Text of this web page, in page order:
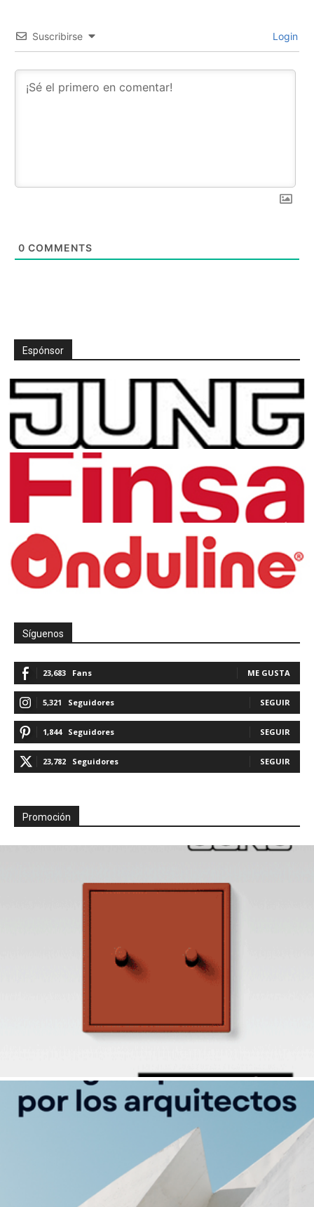
Suscribirse Login
0 COMMENTS
Espónsor
Síguenos
23,683 Fans ME GUSTA
5,321 Seguidores SEGUIR
1,844 Seguidores SEGUIR
23,782 Seguidores SEGUIR
Promoción